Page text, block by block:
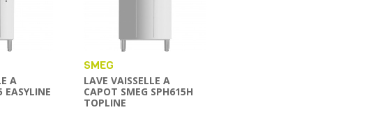
A
EASYLINE
SMEG
LAVE VAISSELLE A
CAPOT SMEG SPH615H
TOPLINE